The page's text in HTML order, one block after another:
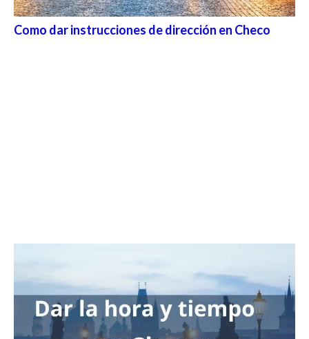
Como dar instrucciones de dirección en Checo